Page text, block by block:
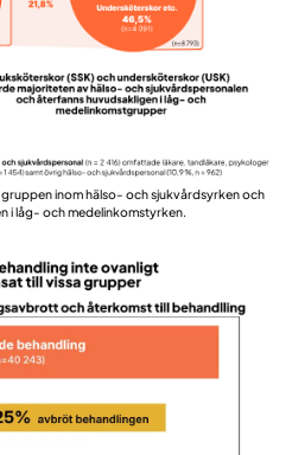
inom hälso- och sjukvårdsyrken och
i låg- och medelinkomstyrken.